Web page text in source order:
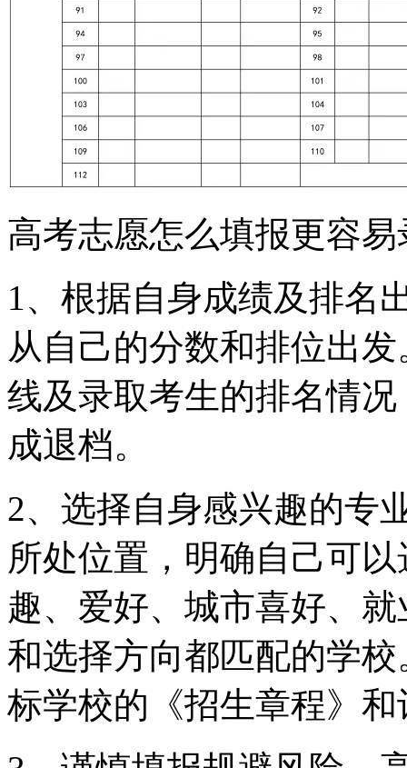
高考志愿怎么填报更容易
1、根据自身成绩及排名
从自己的分数和排位出
线及录取考生的排名情
成退档。
2、选择自身感兴趣的专
所处位置，明确自己可
趣、爱好、城市喜好、
和选择方向都匹配的学
标学校的《招生章程》